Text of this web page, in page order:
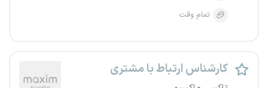
تمام وقت
کارشناس ارتباط با مشتری